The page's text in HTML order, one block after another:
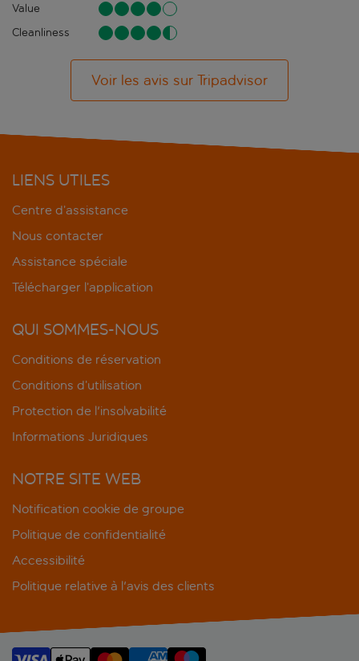
Value
Cleanliness
Voir les avis sur Tripadvisor
LIENS UTILES
Centre d’assistance
Nous contacter
Assistance spéciale
Télécharger l’application
QUI SOMMES-NOUS
Conditions de réservation
Conditions d’utilisation
Protection de l'insolvabilité
Informations Juridiques
NOTRE SITE WEB
Notification cookie de groupe
Politique de confidentialité
Accessibilité
Politique relative à l'avis des clients